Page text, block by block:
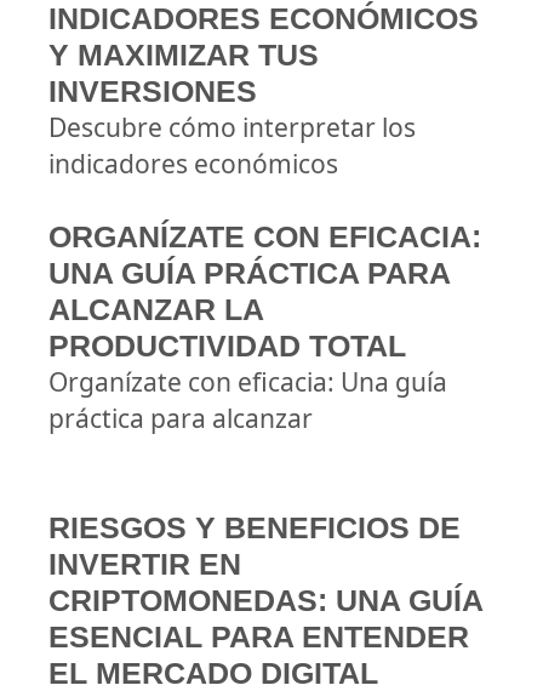
INDICADORES ECONÓMICOS
Y MAXIMIZAR TUS
INVERSIONES
Descubre cómo interpretar los
indicadores económicos
ORGANÍZATE CON EFICACIA:
UNA GUÍA PRÁCTICA PARA
ALCANZAR LA
PRODUCTIVIDAD TOTAL
Organízate con eficacia: Una guía
práctica para alcanzar
RIESGOS Y BENEFICIOS DE
INVERTIR EN
CRIPTOMONEDAS: UNA GUÍA
ESENCIAL PARA ENTENDER
EL MERCADO DIGITAL